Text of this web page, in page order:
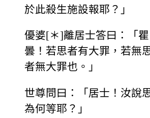
於此殺生施設報耶？」
優婆[＊]離居士答曰：「瞿
曇！若思者有大罪，若無
者無大罪也。」
世尊問曰：「居士！汝說
為何等耶？」